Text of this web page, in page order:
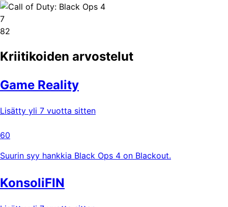
7
82
Kriitikoiden arvostelut
Game Reality
Lisätty yli 7 vuotta sitten
60
Suurin syy hankkia Black Ops 4 on Blackout.
KonsoliFIN